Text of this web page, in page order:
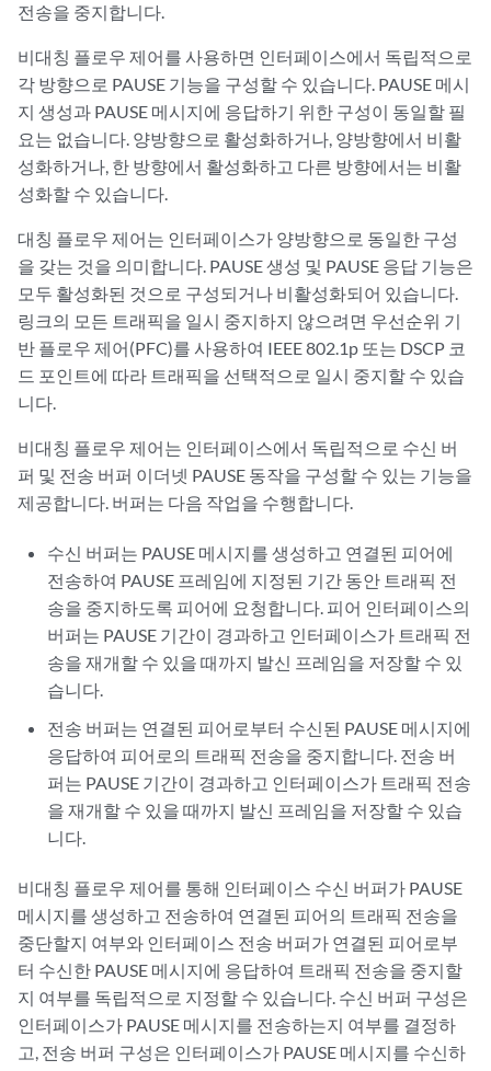
전송을 중지합니다.
비대칭 플로우 제어를 사용하면 인터페이스에서 독립적으로
각 방향으로 PAUSE 기능을 구성할 수 있습니다. PAUSE 메시
지 생성과 PAUSE 메시지에 응답하기 위한 구성이 동일할 필
요는 없습니다. 양방향으로 활성화하거나, 양방향에서 비활
성화하거나, 한 방향에서 활성화하고 다른 방향에서는 비활
성화할 수 있습니다.
대칭 플로우 제어는 인터페이스가 양방향으로 동일한 구성
을 갖는 것을 의미합니다. PAUSE 생성 및 PAUSE 응답 기능은
모두 활성화된 것으로 구성되거나 비활성화되어 있습니다.
링크의 모든 트래픽을 일시 중지하지 않으려면 우선순위 기
반 플로우 제어(PFC)를 사용하여 IEEE 802.1p 또는 DSCP 코
드 포인트에 따라 트래픽을 선택적으로 일시 중지할 수 있습
니다.
비대칭 플로우 제어는 인터페이스에서 독립적으로 수신 버
퍼 및 전송 버퍼 이더넷 PAUSE 동작을 구성할 수 있는 기능을
제공합니다. 버퍼는 다음 작업을 수행합니다.
수신 버퍼는 PAUSE 메시지를 생성하고 연결된 피어에
전송하여 PAUSE 프레임에 지정된 기간 동안 트래픽 전
송을 중지하도록 피어에 요청합니다. 피어 인터페이스의
버퍼는 PAUSE 기간이 경과하고 인터페이스가 트래픽 전
송을 재개할 수 있을 때까지 발신 프레임을 저장할 수 있
습니다.
전송 버퍼는 연결된 피어로부터 수신된 PAUSE 메시지에
응답하여 피어로의 트래픽 전송을 중지합니다. 전송 버
퍼는 PAUSE 기간이 경과하고 인터페이스가 트래픽 전송
을 재개할 수 있을 때까지 발신 프레임을 저장할 수 있습
니다.
비대칭 플로우 제어를 통해 인터페이스 수신 버퍼가 PAUSE
메시지를 생성하고 전송하여 연결된 피어의 트래픽 전송을
중단할지 여부와 인터페이스 전송 버퍼가 연결된 피어로부
터 수신한 PAUSE 메시지에 응답하여 트래픽 전송을 중지할
지 여부를 독립적으로 지정할 수 있습니다. 수신 버퍼 구성은
인터페이스가 PAUSE 메시지를 전송하는지 여부를 결정하
고, 전송 버퍼 구성은 인터페이스가 PAUSE 메시지를 수신하